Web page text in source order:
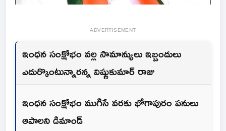
ADVERTISEMENT
ఇంధన సంక్షోభం వల్ల సామాన్యులు ఇబ్బందులు
ఎదుర్కొంటున్నారన్న విష్ణుకుమార్ రాజు
ఇంధన సంక్షోభం ముగిసే వరకు భోగాపురం పనులు
ఆపాలని డిమాండ్